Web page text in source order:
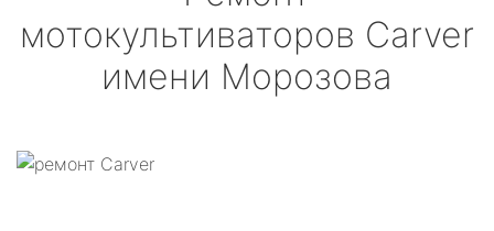
мотокультиваторов Carver
имени Морозова